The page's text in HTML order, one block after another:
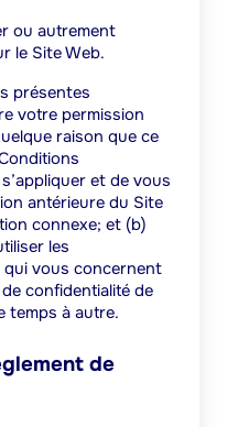
ou autrement
le Site Web.
présentes
votre permission
raison que ce
et de vous
antérieure du Site
connexe; et (b)
les
qui vous concernent
confidentialité de
temps à autre.
de